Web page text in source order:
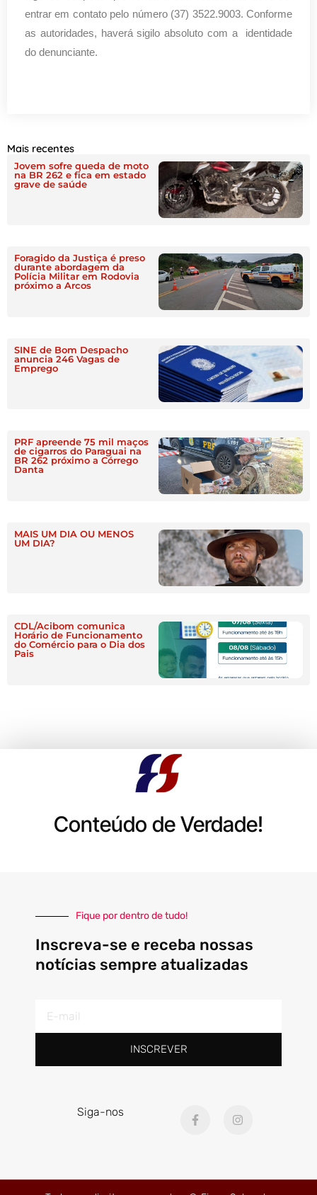
entrar em contato pelo número (37) 3522.9003. Conforme
as autoridades, haverá sigilo absoluto com a identidade
do denunciante.
Mais recentes
Jovem sofre queda de moto
na BR 262 e fica em estado
grave de saúde
Foragido da Justiça é preso
durante abordagem da
Polícia Militar em Rodovia
próximo a Arcos
SINE de Bom Despacho
anuncia 246 Vagas de
Emprego
PRF apreende 75 mil maços
de cigarros do Paraguai na
BR 262 próximo a Córrego
Danta
MAIS UM DIA OU MENOS
UM DIA?
CDL/Acibom comunica
Horário de Funcionamento
do Comércio para o Dia dos
Pais
Conteúdo de Verdade!
Fique por dentro de tudo!
Inscreva-se e receba nossas
notícias sempre atualizadas
mail
INSCREVER
Siga-nos
a
o
n
r